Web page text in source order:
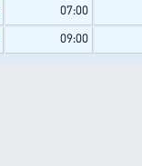
07:00
09:00